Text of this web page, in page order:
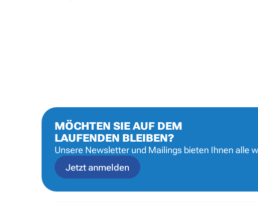
MÖCHTEN SIE AUF DEM
LAUFENDEN BLEIBEN?
Unsere Newsletter und Mailings bieten Ihnen alle
Jetzt anmelden